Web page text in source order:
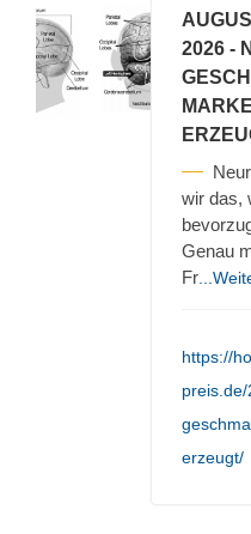
2026 -
wir das,
Genau
Fr
https://
erzeugt/